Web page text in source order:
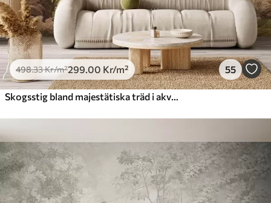
498.33Kr/m²299 .00 Kr/m² 55